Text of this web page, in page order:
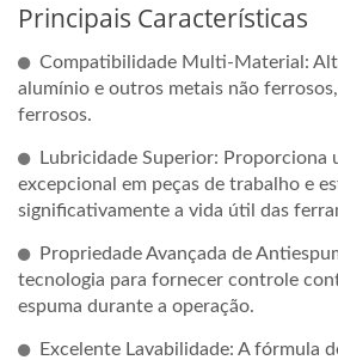
Principais Características
Compatibilidade Multi-Material:
alumínio e outros metais não
ferrosos.
Lubricidade Superior: Proporciona
excepcional em peças de trabalho e
significativamente a vida útil das
Propriedade Avançada de
tecnologia para fornecer controle
espuma durante a operação.
Excelente Lavabilidade: A fórmula